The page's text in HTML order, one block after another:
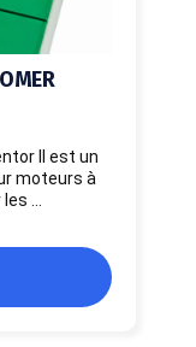
II est un
moteurs à
les …